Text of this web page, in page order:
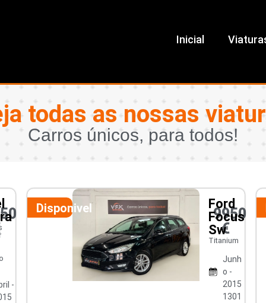
Inicial
todas as nossas
Carros únicos, para todos!
-
Disponivel
Ford
Focus
Sw
Titanium
Junh
o -
2015
1301
9950
€